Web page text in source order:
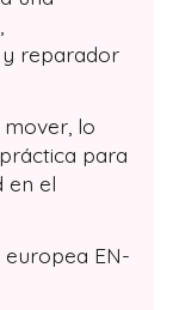
reparador
lo
para
en el
EN-